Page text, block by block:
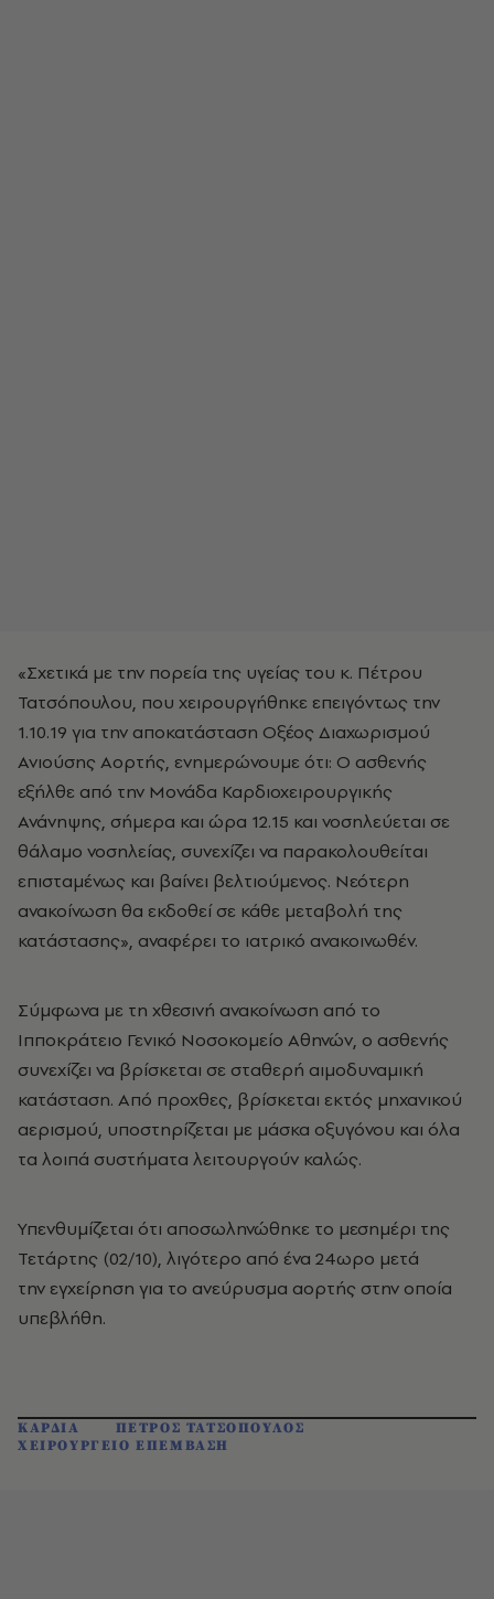
«Σχετικά με την πορεία της υγείας του κ. Πέτρου
Τατσόπουλου, που χειρουργήθηκε επειγόντως την
1.10.19 για την αποκατάσταση Οξέος Διαχωρισμού
Ανιούσης Αορτής, ενημερώνουμε ότι: Ο ασθενής
εξήλθε από την Μονάδα Καρδιοχειρουργικής
Ανάνηψης, σήμερα και ώρα 12.15 και νοσηλεύεται σε
θάλαμο νοσηλείας, συνεχίζει να παρακολουθείται
επισταμένως και βαίνει βελτιούμενος. Νεότερη
ανακοίνωση θα εκδοθεί σε κάθε μεταβολή της
κατάστασης», αναφέρει το ιατρικό ανακοινωθέν.
Σύμφωνα με τη χθεσινή ανακοίνωση από το
Ιπποκράτειο Γενικό Νοσοκομείο Αθηνών, ο ασθενής
συνεχίζει να βρίσκεται σε σταθερή αιμοδυναμική
κατάσταση. Από προχθες, βρίσκεται εκτός μηχανικού
αερισμού, υποστηρίζεται με μάσκα οξυγόνου και όλα
τα λοιπά συστήματα λειτουργούν καλώς.
Υπενθυμίζεται ότι αποσωληνώθηκε το μεσημέρι της
Τετάρτης (02/10), λιγότερο από ένα 24ωρο μετά
την εγχείρηση για το ανεύρυσμα αορτής στην οποία
υπεβλήθη.
ΚΑΡΔΙΑ
ΠΕΤΡΟΣ ΤΑΤΣΟΠΟΥΛΟΣ
ΧΕΙΡΟΥΡΓΕΙΟ ΕΠΕΜΒΑΣΗ